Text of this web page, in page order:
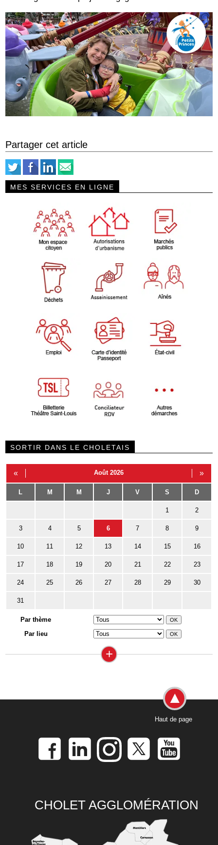
Partager cet article
MES SERVICES EN LIGNE
SORTIR DANS LE CHOLETAIS
« Août 2026 »
L M M J V S D
1 2
3 4 5 6 7 8 9
10 11 12 13 14 15 16
17 18 19 20 21 22 23
24 25 26 27 28 29 30
31
Par thème
Par lieu
+
Haut de page
CHOLET AGGLOMÉRATION